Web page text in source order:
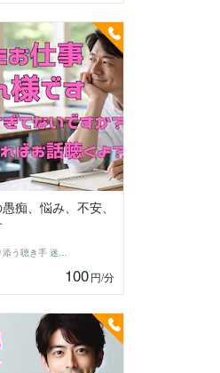
痴、悩み、不安、
アキラ✨寄り添う聴き手 迷い不安の相談室
100円/分